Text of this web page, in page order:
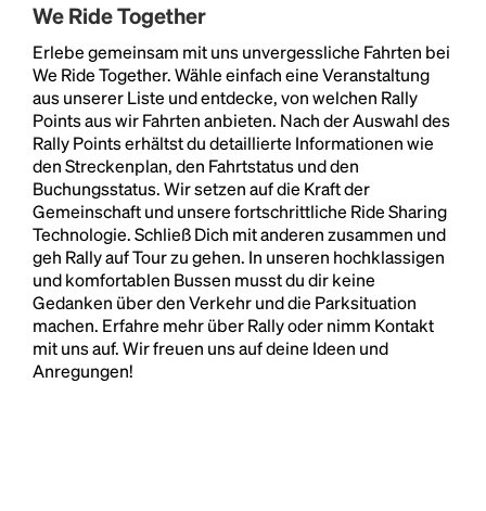
We Ride Together
Erlebe gemeinsam mit uns unvergessliche Fahrten bei
We Ride Together. Wähle einfach eine Veranstaltung
aus unserer Liste und entdecke, von welchen Rally
Points aus wir Fahrten anbieten. Nach der Auswahl des
Rally Points erhältst du detaillierte Informationen wie
den Streckenplan, den Fahrtstatus und den
Buchungsstatus. Wir setzen auf die Kraft der
Gemeinschaft und unsere fortschrittliche Ride Sharing
Technologie. Schließ Dich mit anderen zusammen und
geh Rally auf Tour zu gehen. In unseren hochklassigen
und komfortablen Bussen musst du dir keine
Gedanken über den Verkehr und die Parksituation
machen. Erfahre mehr über Rally oder nimm Kontakt
mit uns auf. Wir freuen uns auf deine Ideen und
Anregungen!
Lorem Ipsum is simply dummy text of the printing
and typesetting industry.
Lorem Ipsum has been the
industry's standarddummy text ever since the
1500s, when an unknown printer took a galley of
type and scrambled it to make a type specimen
book. It has survived not only five centuries, but also
the leap into electronic typesetting, remaining
essentially unchanged.